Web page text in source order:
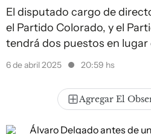
El disputado cargo de
el Partido Colorado, y el
tendrá dos puestos en lugar
6 de abril 2025 20:59 hs
Agregar El